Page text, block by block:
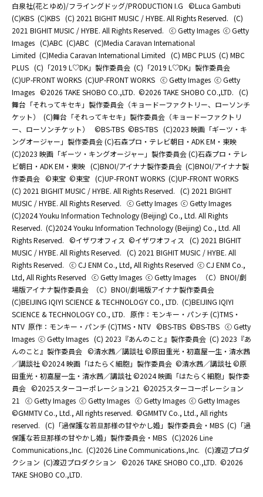
白泉社(花とゆめ)/フライングドッグ/PRODUCTION I.G ©Luca Gambuti
(C)KBS (C)KBS (C) 2021 BIGHIT MUSIC / HYBE. All Rights Reserved. (C)
2021 BIGHIT MUSIC / HYBE. All Rights Reserved. ⓒ Getty Images ⓒ Getty
Images (C)ABC (C)ABC (C)Media Caravan International
Limited (C)Media Caravan International Limited (C) MBC PLUS (C) MBC
PLUS (C)「2019 L♡DK」製作委員会 (C)「2019 L♡DK」製作委員会
(C)UP-FRONT WORKS (C)UP-FRONT WORKS ⓒ Getty Images ⓒ Getty
Images ©2026 TAKE SHOBO CO.,LTD. ©2026 TAKE SHOBO CO.,LTD. (C)
舞台「それってキセキ」製作委員会（キョードーファクトリー、ローソンチ
ケット）
(C)舞台「それってキセキ」製作委員会（キョードーファクトリ
ー、ローソンチケット）
©BS-TBS ©BS-TBS (C)2023 映画「ギーツ・キ
ングオージャー」製作委員会 (C)石森プロ・テレビ朝日・ADK EM・東映
(C)2023 映画「ギーツ・キングオージャー」製作委員会 (C)石森プロ・テレ
ビ朝日・ADK EM・東映 (C)BNOI/アイナナ製作委員会 (C)BNOI/アイナナ製
作委員会 ©東宝 ©東宝 (C)UP-FRONT WORKS (C)UP-FRONT WORKS
(C) 2021 BIGHIT MUSIC / HYBE. All Rights Reserved. (C) 2021 BIGHIT
MUSIC / HYBE. All Rights Reserved. ⓒ Getty Images ⓒ Getty Images
(C)2024 Youku Information Technology (Beijing) Co., Ltd. All Rights
Reserved. (C)2024 Youku Information Technology (Beijing) Co., Ltd. All
Rights Reserved. ©イザワオフィス ©イザワオフィス (C) 2021 BIGHIT
MUSIC / HYBE. All Rights Reserved. (C) 2021 BIGHIT MUSIC / HYBE. All
Rights Reserved. ⓒ CJ ENM Co., Ltd, All Rights Reserved ⓒ CJ ENM Co.,
Ltd, All Rights Reserved ⓒ Getty Images ⓒ Getty Images
（C）BNOI/劇
場版アイナナ製作委員会
（C）BNOI/劇場版アイナナ製作委員会
(C)BEIJING IQIYI SCIENCE & TECHNOLOGY CO., LTD. (C)BEIJING IQIYI
SCIENCE & TECHNOLOGY CO., LTD. 原作：モンキー・パンチ (C)TMS・
NTV 原作：モンキー・パンチ (C)TMS・NTV ©BS-TBS ©BS-TBS ⓒ Getty
Images ⓒ Getty Images (C) 2023『あんのこと』製作委員会 (C) 2023『あ
んのこと』製作委員会 ©清水茜／講談社 ©原田重光・初嘉屋一生・清水茜
／講談社 ©2024 映画「はたらく細胞」製作委員会 ©清水茜／講談社 ©原
田重光・初嘉屋一生・清水茜／講談社 ©2024 映画「はたらく細胞」製作委
員会 ©2025スターコーポレーション21 ©2025スターコーポレーション
21 ⓒ Getty Images ⓒ Getty Images ⓒ Getty Images ⓒ Getty Images
©GMMTV Co., Ltd., All rights reserved. ©GMMTV Co., Ltd., All rights
reserved. (C)「過保護な若旦那様の甘やかし婚」製作委員会・MBS (C)「過
保護な若旦那様の甘やかし婚」製作委員会・MBS (C)2026 Line
Communications.,Inc. (C)2026 Line Communications.,Inc. (C)渡辺プロダ
クション (C)渡辺プロダクション ©2026 TAKE SHOBO CO.,LTD. ©2026
TAKE SHOBO CO.,LTD.